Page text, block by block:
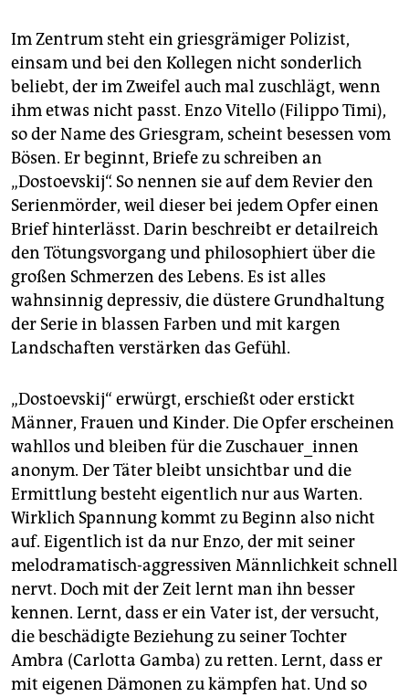
Im Zentrum steht ein griesgrämiger Polizist,
einsam und bei den Kollegen nicht sonderlich
beliebt, der im Zweifel auch mal zuschlägt, wenn
ihm etwas nicht passt. Enzo Vitello (Filippo Timi),
so der Name des Griesgram, scheint besessen vom
Bösen. Er beginnt, Briefe zu schreiben an
„Dostoevskij“. So nennen sie auf dem Revier den
Serienmörder, weil dieser bei jedem Opfer einen
Brief hinterlässt. Darin beschreibt er detailreich
den Tötungsvorgang und philosophiert über die
großen Schmerzen des Lebens. Es ist alles
wahnsinnig depressiv, die düstere Grundhaltung
der Serie in blassen Farben und mit kargen
Landschaften verstärken das Gefühl.
„Dostoevskij“ erwürgt, erschießt oder erstickt
Männer, Frauen und Kinder. Die Opfer erscheinen
wahllos und bleiben für die Zuschauer_innen
anonym. Der Täter bleibt unsichtbar und die
Ermittlung besteht eigentlich nur aus Warten.
Wirklich Spannung kommt zu Beginn also nicht
auf. Eigentlich ist da nur Enzo, der mit seiner
melodramatisch-aggressiven Männlichkeit schnell
nervt. Doch mit der Zeit lernt man ihn besser
kennen. Lernt, dass er ein Vater ist, der versucht,
die beschädigte Beziehung zu seiner Tochter
Ambra (Carlotta Gamba) zu retten. Lernt, dass er
mit eigenen Dämonen zu kämpfen hat. Und so